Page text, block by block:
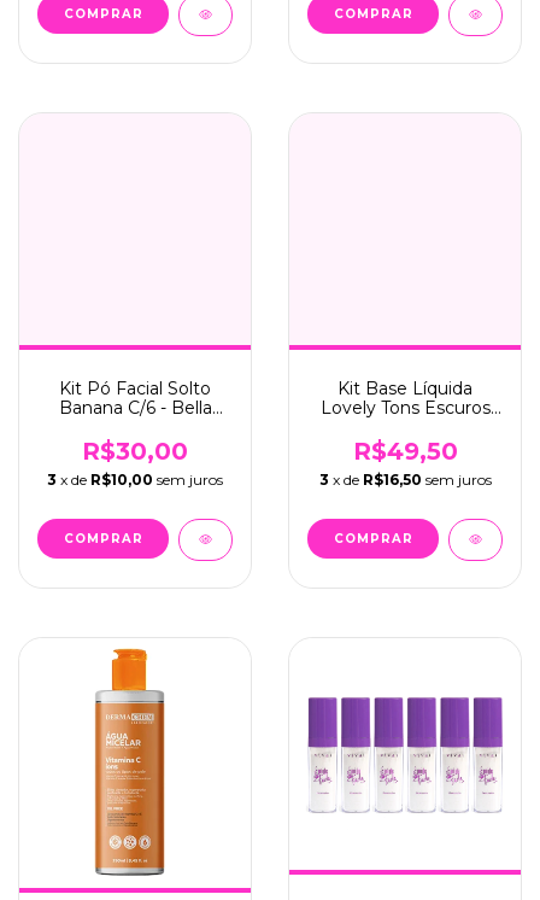
Kit Pó Facial Solto
Banana C/6 - Bella
R$30,00
3 x de R$10,00 sem juros
Kit Base Líquida
Lovely Tons Escuros
Face Beautiful (FB399)
R$49,50
3 x de R$16,50 sem juros